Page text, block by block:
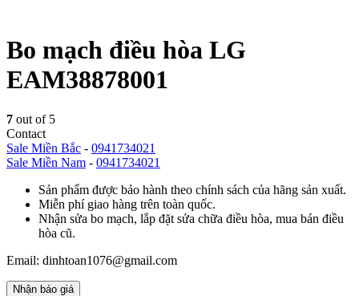
Bo mạch điều hòa LG
EAM38878001
7 out of 5
Contact
Sale Miền Bắc - 0941734021
Sale Miền Nam - 0941734021
Sản phẩm được bảo hành theo chính sách của hãng sản xuất.
Miễn phí giao hàng trên toàn quốc.
Nhận sửa bo mạch, lắp đặt sửa chữa điều hòa, mua bán điều
hòa cũ.
Email: dinhtoan1076@gmail.com
Nhận báo giá